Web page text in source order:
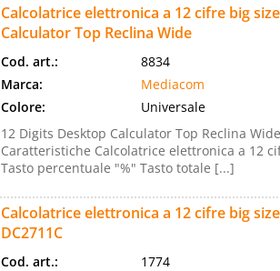
Calcolatrice elettronica a 12 cifre big
Calculator Top Reclina Wide
Cod. art.:
8834
Marca:
Mediacom
Colore:
Universale
12 Digits Desktop Calculator Top Reclina Wide
Caratteristiche Calcolatrice elettronica a 12
Tasto percentuale "%" Tasto totale [...]
Calcolatrice elettronica a 12 cifre big
DC2711C
Cod. art.:
1774